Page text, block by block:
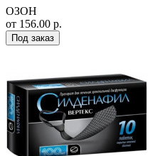
ОЗОН
от 156.00 р.
Под заказ